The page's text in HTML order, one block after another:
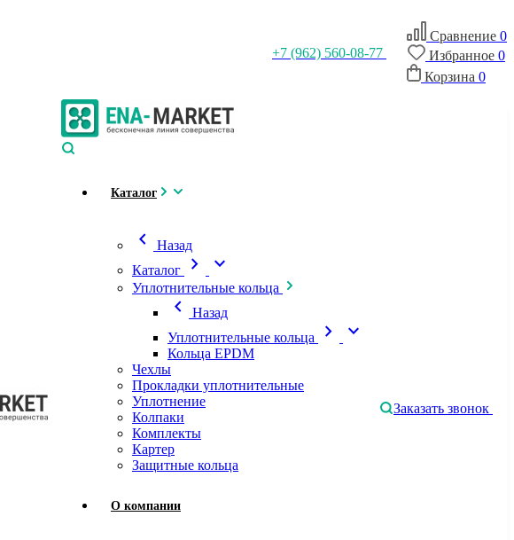
+7 (962) 560-08-77
Сравнение 0
Избранное 0
Корзина 0
Каталог
chevron_left
Назад
Каталог
chevron_right expand_more
Уплотнительные кольца
chevron_left
Назад
Уплотнительные кольца
chevron_right expand_more
Кольца EPDM
Чехлы
Прокладки уплотнительные
Уплотнение
Колпаки
Комплекты
Картер
Защитные кольца
О компании
Заказать звонок